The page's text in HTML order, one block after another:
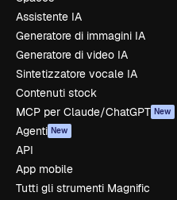
Assistente IA
Generatore di immagini IA
Generatore di video IA
Sintetizzatore vocale IA
Contenuti stock
MCP per Claude/ChatGPT New
Agenti New
API
App mobile
Tutti gli strumenti Magnific